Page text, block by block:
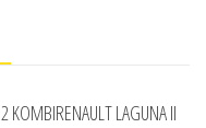
KOMBIRENAULT LAGUNA II